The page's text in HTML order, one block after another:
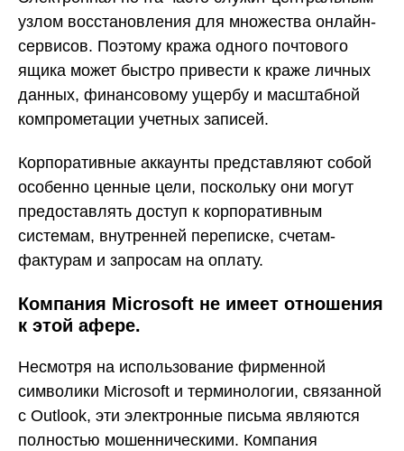
узлом восстановления для множества онлайн-
сервисов. Поэтому кража одного почтового
ящика может быстро привести к краже личных
данных, финансовому ущербу и масштабной
компрометации учетных записей.
Корпоративные аккаунты представляют собой
особенно ценные цели, поскольку они могут
предоставлять доступ к корпоративным
системам, внутренней переписке, счетам-
фактурам и запросам на оплату.
Компания Microsoft не имеет отношения
к этой афере.
Несмотря на использование фирменной
символики Microsoft и терминологии, связанной
с Outlook, эти электронные письма являются
полностью мошенническими. Компания